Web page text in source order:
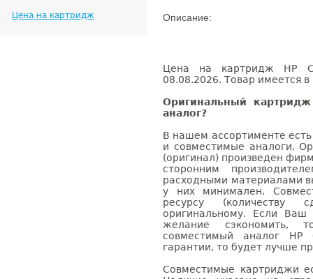
Цена на картридж Описание:
Цена на картридж HP
08.08.2026. Товар имеется в
Оригинальный
аналог?
В нашем ассортименте
и совместимые аналоги.
(оригинал) произведен
сторонним
расходными материалами
у них минимален.
ресурсу (количеству
оригинальному. Если
желание сэкономить,
совместимый аналог
гарантии, то будет лучше
Совместимые картриджи